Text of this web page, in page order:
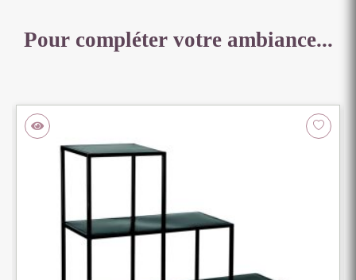
Pour compléter votre ambiance...